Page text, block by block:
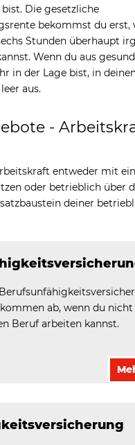
bist. Die gesetzliche
bekommst du erst,
Stunden überhaupt
Wenn du aus
in der Lage bist, in
aus.
-
entweder mit
oder betrieblich über
deiner
ab, wenn du
Beruf arbeiten kannst.